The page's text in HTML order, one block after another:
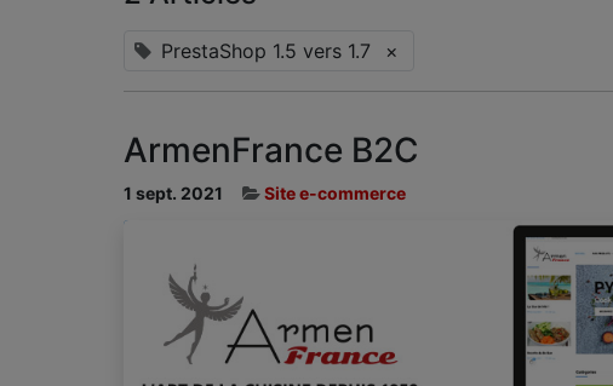
PrestaShop 1.5 vers 1.7 ×
ArmenFrance B2C
1 sept. 2021 Site e-commerce